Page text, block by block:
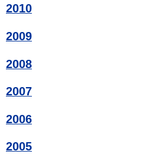
2010
2009
2008
2007
2006
2005